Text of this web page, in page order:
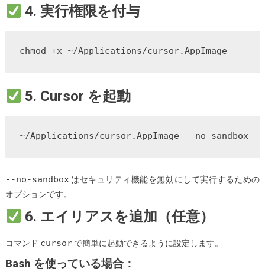
4. 実行権限を付与
chmod +x ~/Applications/cursor.AppImage
5. Cursor を起動
~/Applications/cursor.AppImage --no-sandbox
--no-sandboxはセキュリティ機能を無効にして実行するための
オプションです。
6. エイリアスを追加（任意）
コマンド cursorで簡単に起動できるように設定します。
Bash を使っている場合：